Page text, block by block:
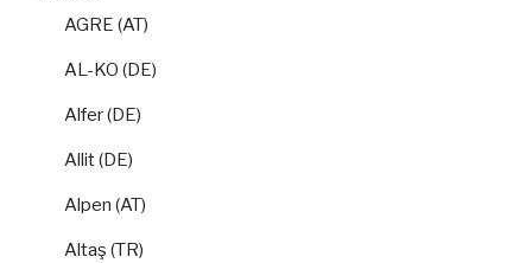
AGRE (AT)
AL-KO (DE)
Alfer (DE)
Allit (DE)
Alpen (AT)
Altaş (TR)